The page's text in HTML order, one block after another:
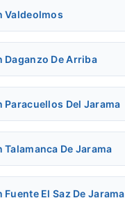
Valdeolmos
Daganzo De Arriba
Paracuellos Del Jarama
Talamanca De Jarama
Fuente El Saz De Jarama